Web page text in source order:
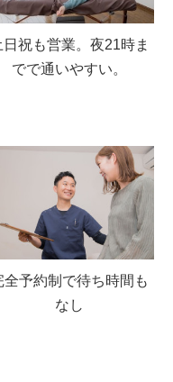
日祝も営業。夜21時ま
でで通いやすい。
全予約制で待ち時間も
なし